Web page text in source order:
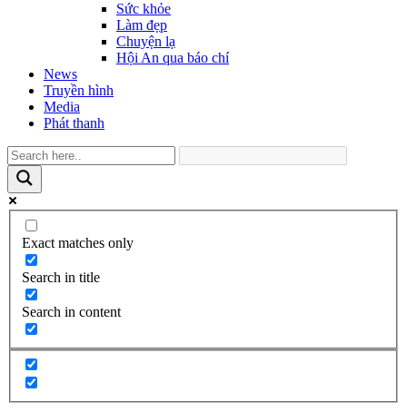
Sức khỏe
Làm đẹp
Chuyện lạ
Hội An qua báo chí
News
Truyền hình
Media
Phát thanh
Exact matches only
Search in title
Search in content